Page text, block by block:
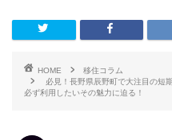
HOME
移住コラム
必見！長野県辰野町で大注目の短
必ず利用したいその魅力に迫る！